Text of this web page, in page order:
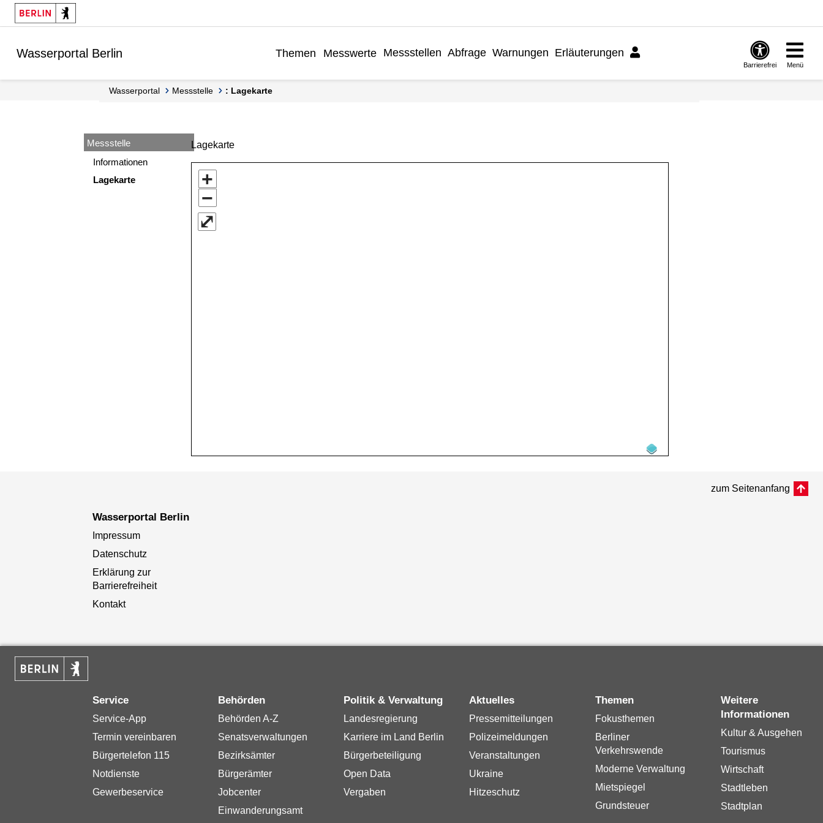
Springe zur Navigation
Springe zum Inhalt
Wasserportal Berlin Themen Messwerte Messstellen Abfrage Warnungen Erläuterungen
Barrierefrei Menü
Wasserportal Messstelle : Lagekarte
Messstelle
Informationen
Lagekarte
Lagekarte
+
−
⤢
zum Seitenanfang
Wasserportal Berlin
Impressum
Datenschutz
Erklärung zur
Barrierefreiheit
Kontakt
Service
Service-App
Termin vereinbaren
Bürgertelefon 115
Notdienste
Gewerbeservice
Behörden
Behörden A-Z
Senatsverwaltungen
Bezirksämter
Bürgerämter
Jobcenter
Einwanderungsamt
Politik & Verwaltung
Landesregierung
Karriere im Land Berlin
Bürgerbeteiligung
Open Data
Vergaben
Aktuelles
Pressemitteilungen
Polizeimeldungen
Veranstaltungen
Ukraine
Hitzeschutz
Themen
Fokusthemen
Berliner
Verkehrswende
Moderne Verwaltung
Mietspiegel
Grundsteuer
Weitere
Informationen
Kultur & Ausgehen
Tourismus
Wirtschaft
Stadtleben
Stadtplan